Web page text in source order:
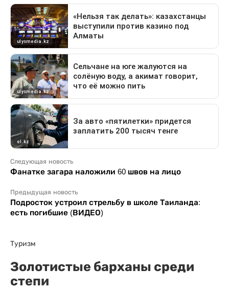
Следующая новость
Фанатке загара наложили 60 швов на лицо
Предыдущая новость
Подросток устроил стрельбу в школе Таиланда:
есть погибшие (ВИДЕО)
Туризм
Золотистые барханы среди
степи